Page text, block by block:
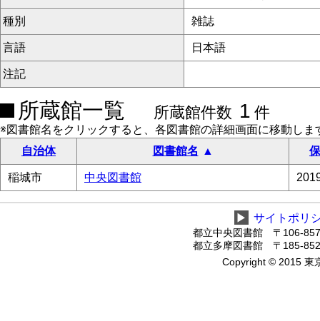
種別 雑誌
言語 日本語
注記
所蔵館一覧 所蔵館件数 1 件
※図書館名をクリックすると、各図書館の詳細画面に移動しま
自治体
図書館名
稲城市 中央図書館
▶ サイトポリ
都立中央図書館 〒106-
都立多摩図書館 〒185-
Copyright © 2015 東